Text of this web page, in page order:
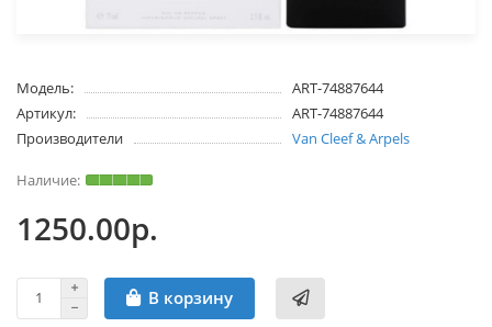
Модель:
ART-74887644
Артикул:
ART-74887644
Производители
Van Cleef & Arpels
1250.00р.
В корзину